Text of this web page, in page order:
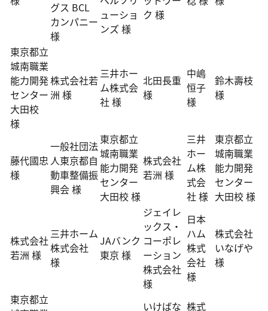
グス BCL
カンパニー
様
ューショ
ンズ 様
ク 様
東京都立
城南職業
能力開発
センター
大田校
様
株式会社若
洲 様
三井ホー
ム株式会
社 様
北田長重
様
中嶋
恒子
様
鈴木壽枝
様
藤代國忠
様
一般社団法
人東京都自
動車整備振
興会 様
東京都立
城南職業
能力開発
センター
大田校 様
株式会社
若洲 様
三井
ホー
ム株
式会
社 様
東京都立
城南職業
能力開発
センター
大田校 様
株式会社
若洲 様
三井ホーム
株式会社
様
JAバンク
東京 様
ジェイレ
ックス・
コーポレ
ーション
株式会社
様
日本
ハム
株式
会社
様
株式会社
いなげや
様
東京都立
いけばな 株式